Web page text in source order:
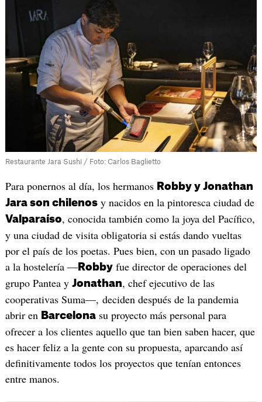
Restaurante Jara Sushi / Foto: Carlos Baglietto
Para ponernos al día, los hermanos Robby y Jonathan
Jara son chilenosy nacidos en la pintoresca ciudad de
Valparaíso, conocida también como la joya del Pacífico,
y una ciudad de visita obligatoria si estás dando vueltas
por el país de los poetas. Pues bien, con un pasado ligado
a la hostelería —Robbyfue director de operaciones del
grupo Pantea y Jonathan, chef ejecutivo de las
cooperativas Suma—, deciden después de la pandemia
abrir en Barcelonasu proyecto más personal para
ofrecer a los clientes aquello que tan bien saben hacer, que
es hacer feliz a la gente con su propuesta, aparcando así
definitivamente todos los proyectos que tenían entonces
entre manos.